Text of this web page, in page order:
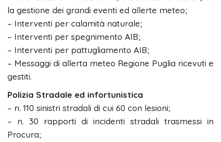
la gestione dei grandi eventi ed allerte meteo;
– Interventi per calamità naturale;
– Interventi per spegnimento AIB;
– Interventi per pattugliamento AIB;
– Messaggi di allerta meteo Regione Puglia ricevuti e
gestiti.
Polizia Stradale ed infortunistica
– n. 110 sinistri stradali di cui 60 con lesioni;
– n. 30 rapporti di incidenti stradali trasmessi in
Procura;